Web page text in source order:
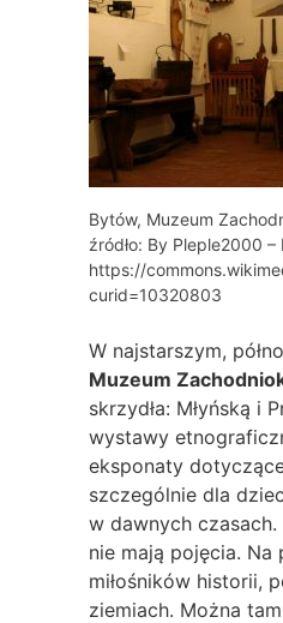
Bytów, Muzeum
źródło: By Pleple2000 –
https://
curid=10320803
W najstarszym,
Muzeum
skrzydła: Młyńską i
wystawy
eksponaty
szczególnie dla
w dawnych
nie mają pojęcia.
miłośników historii,
ziemiach. Można